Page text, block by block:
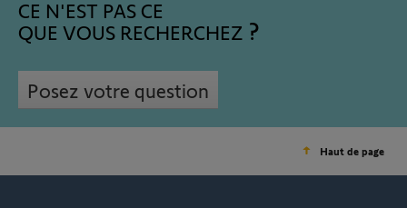
CE N'EST PAS CE
QUE VOUS RECHERCHEZ
Posez votre question
Haut de page